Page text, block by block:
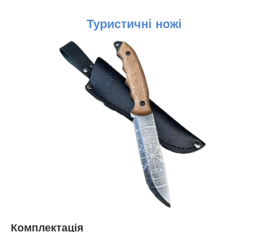
Туристичні ножі
Комплектація